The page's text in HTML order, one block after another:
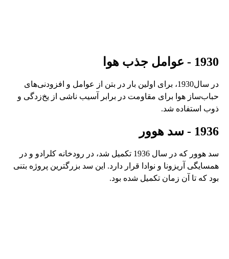
1930 - عوامل جذب هوا
در سال1930، برای اولین بار در بتن از عوامل و افزودنی‌های
حباب‌ساز هوا برای مقاومت در برابر آسیب ناشی از یخ‌زدگی و
ذوب استفاده شد.
1936 - سد هوور
سد هوور که در سال 1936 تکمیل شد، در رودخانه کلرادو و در
همسایگی آریزونا و نوادا قرار دارد. این سد بزرگترین پروژه بتنی
بود که تا آن زمان تکمیل شده بود.